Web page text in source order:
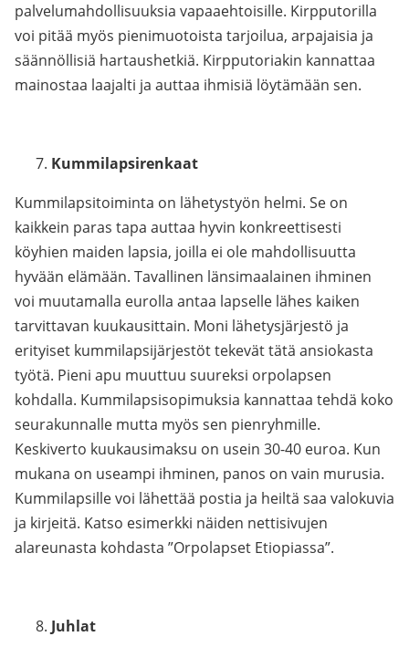
palvelumahdollisuuksia vapaaehtoisille. Kirpputorilla
voi pitää myös pienimuotoista tarjoilua, arpajaisia ja
säännöllisiä hartaushetkiä. Kirpputoriakin kannattaa
mainostaa laajalti ja auttaa ihmisiä löytämään sen.
Kummilapsirenkaat
Kummilapsitoiminta on lähetystyön helmi. Se on
kaikkein paras tapa auttaa hyvin konkreettisesti
köyhien maiden lapsia, joilla ei ole mahdollisuutta
hyvään elämään. Tavallinen länsimaalainen ihminen
voi muutamalla eurolla antaa lapselle lähes kaiken
tarvittavan kuukausittain. Moni lähetysjärjestö ja
erityiset kummilapsijärjestöt tekevät tätä ansiokasta
työtä. Pieni apu muuttuu suureksi orpolapsen
kohdalla. Kummilapsisopimuksia kannattaa tehdä koko
seurakunnalle mutta myös sen pienryhmille.
Keskiverto kuukausimaksu on usein 30-40 euroa. Kun
mukana on useampi ihminen, panos on vain murusia.
Kummilapsille voi lähettää postia ja heiltä saa valokuvia
ja kirjeitä. Katso esimerkki näiden nettisivujen
alareunasta kohdasta ”Orpolapset Etiopiassa”.
Juhlat